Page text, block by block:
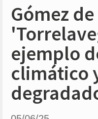
Gómez
ejemplo
climático